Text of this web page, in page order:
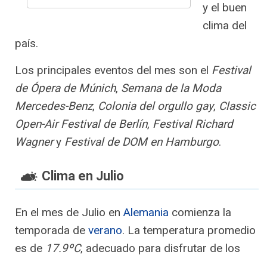
y el buen
clima del
país.
Los principales eventos del mes son el Festival
de Ópera de Múnich, Semana de la Moda
Mercedes-Benz, Colonia del orgullo gay, Classic
Open-Air Festival de Berlín, Festival Richard
Wagnery Festival de DOM en Hamburgo.
Clima en Julio
En el mes de Julio en Alemania comienza la
temporada de verano. La temperatura promedio
es de 17.9ºC, adecuado para disfrutar de los